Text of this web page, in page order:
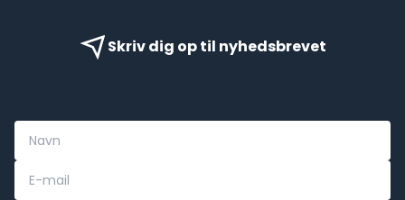
Skriv dig op til nyhedsbrevet